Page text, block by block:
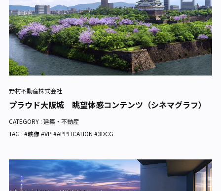
野村不動産株式会社
プラウド大阪城 眺望体感コンテンツ（シネマグラフ）
CATEGORY : 建築・不動産
TAG : #映像 #VP #APPLICATION #3DCG